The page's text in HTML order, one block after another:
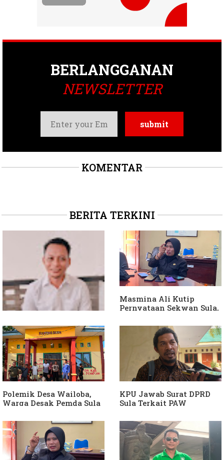
BERLANGGANAN
NEWSLETTER
KOMENTAR
BERITA TERKINI
Dituding Jadikan
Bendahara Desa Wailoba
sebagai "ATM Berjalan",
Armin Soamole: Harus
Dibuktikan
Masmina Ali Kutip
Pernyataan Sekwan Sula,
Diduga Jadikan
Keponakan "ATM
Berjalan"
Polemik Desa Wailoba,
Warga Desak Pemda Sula
APH Usut Dugaan
Penyimpangan Dana Desa
KPU Jawab Surat DPRD
Sula Terkait PAW
Hanura